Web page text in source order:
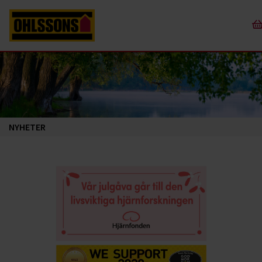
NYHETER